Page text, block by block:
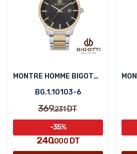
MONTRE HOMME BIGOTTI BG.1.10103-6
BG.1.10103-6
369,231DT
240,000DT
-35%